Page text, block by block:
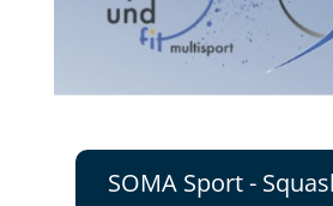
SOMA Sport -